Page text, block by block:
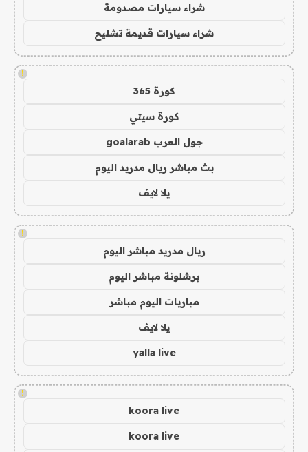
شراء سيارات مصدومة
شراء سيارات قديمة تشليح
!
كورة 365
كورة سيتي
جول العرب goalarab
بث مباشر ريال مدريد اليوم
يلا لايف
!
ريال مدريد مباشر اليوم
برشلونة مباشر اليوم
مباريات اليوم مباشر
يلا لايف
yalla live
!
koora live
koora live